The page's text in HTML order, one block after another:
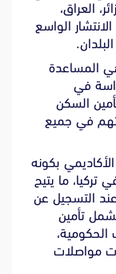
العراق،
الواسع
المساعدة
في
السكن
في جميع
بكونه
ما يتيح
التسجيل عن
تأمين
مواصلات